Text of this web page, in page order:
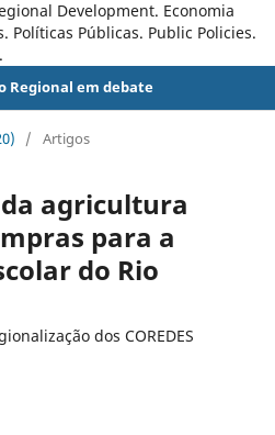
Development. Economia
Políticas Públicas. Public Policies.
Regional em debate
/ Artigos
agricultura
para a
do Rio
dos COREDES